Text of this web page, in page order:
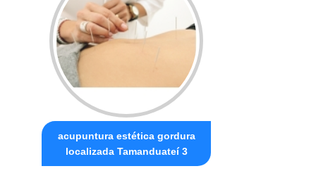
acupuntura estética gordura
localizada Tamanduateí 3